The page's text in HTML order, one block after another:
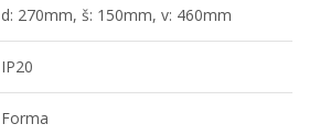
d: 270mm, š: 150mm, v: 460mm
IP20
Forma